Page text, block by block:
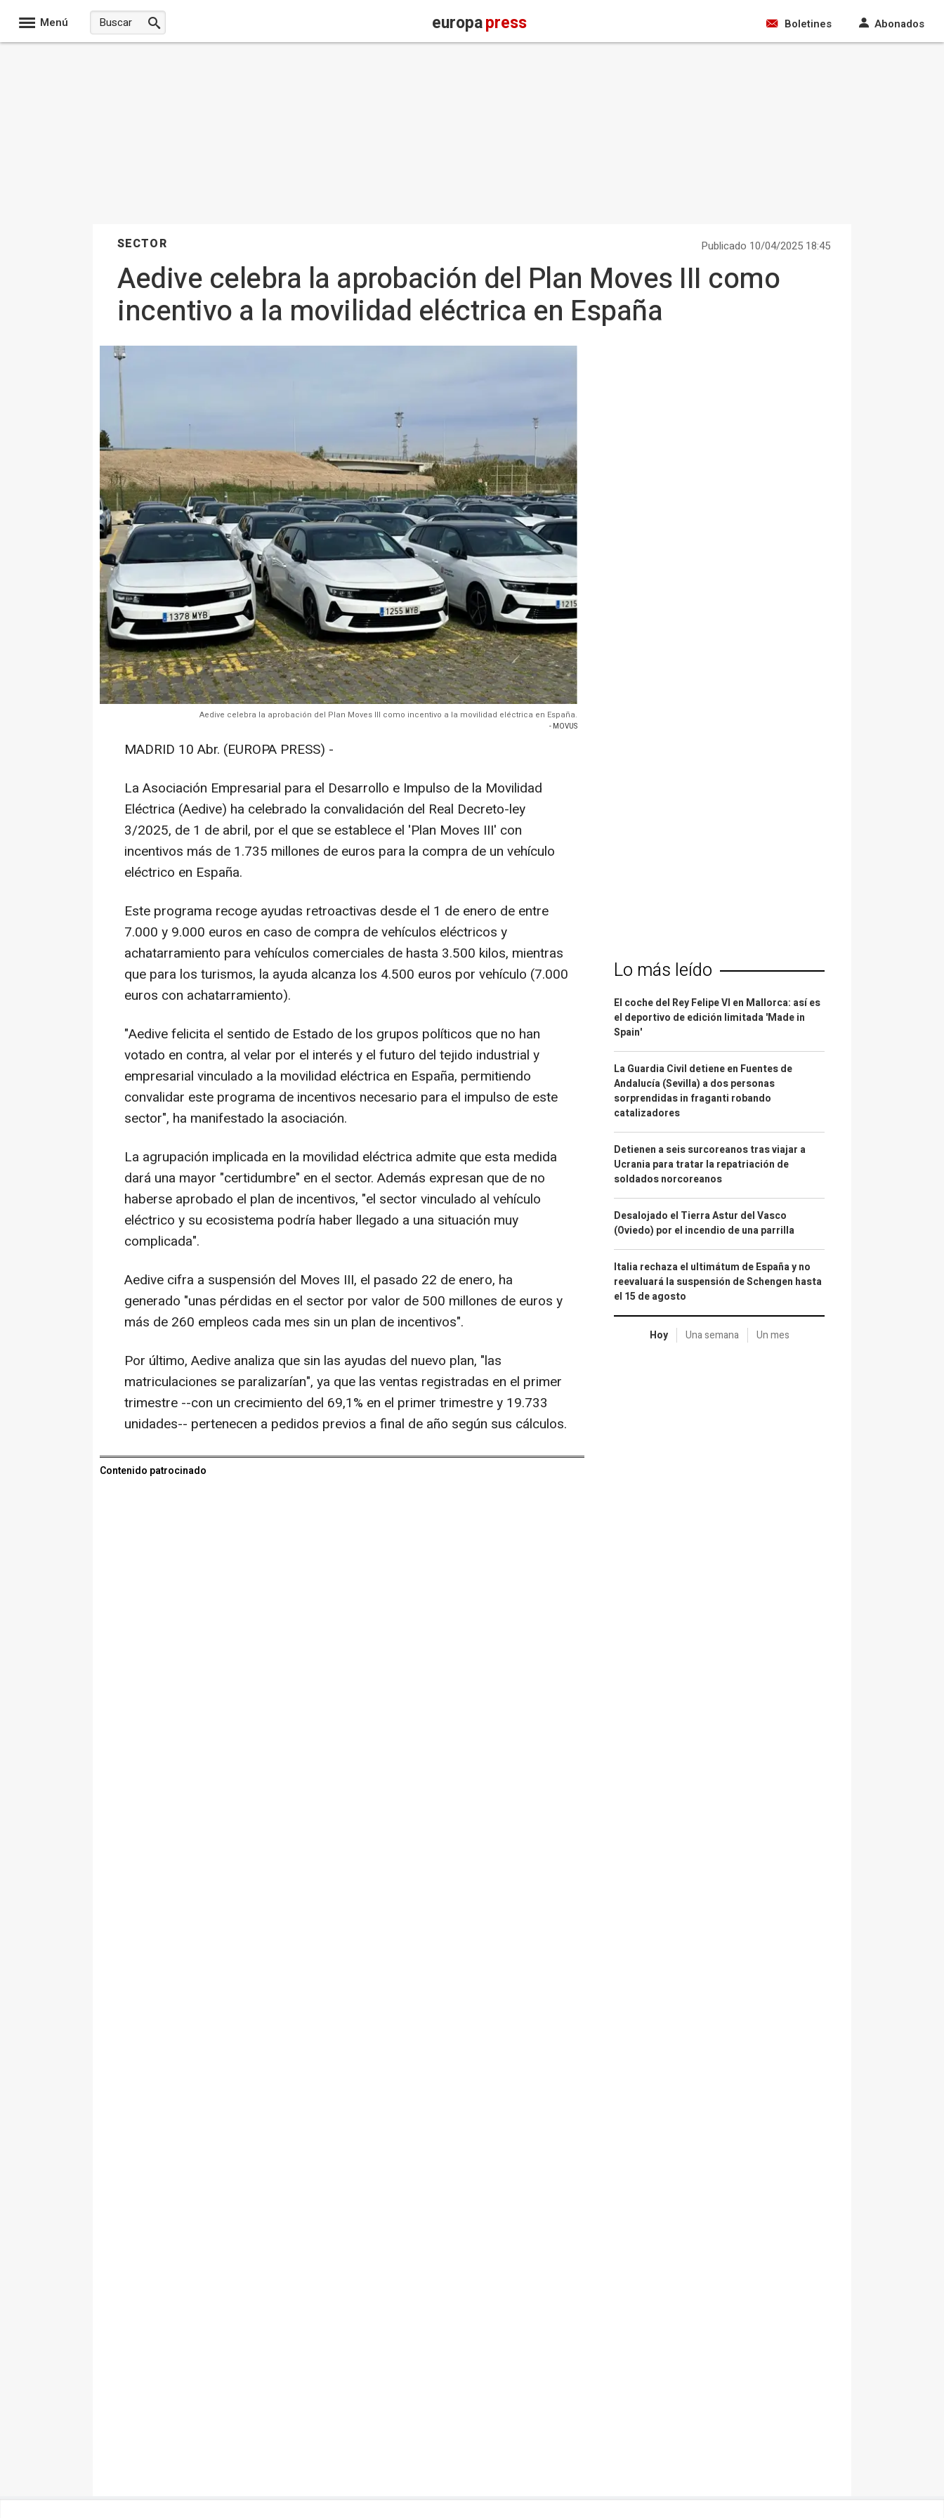
Menú europapress Boletines Abonados
SECTOR Publicado 10/04/2025 18:45
Aedive celebra la aprobación del Plan Moves III como
incentivo a la movilidad eléctrica en España
Aedive celebra la aprobación del Plan Moves III como incentivo a la movilidad eléctrica en España.
- MOVUS
MADRID 10 Abr. (EUROPA PRESS) -
La Asociación Empresarial para el Desarrollo e Impulso de la Movilidad
Eléctrica (Aedive) ha celebrado la convalidación del Real Decreto-ley
3/2025, de 1 de abril, por el que se establece el 'Plan Moves III' con
incentivos más de 1.735 millones de euros para la compra de un vehículo
eléctrico en España.
Este programa recoge ayudas retroactivas desde el 1 de enero de entre
7.000 y 9.000 euros en caso de compra de vehículos eléctricos y
achatarramiento para vehículos comerciales de hasta 3.500 kilos, mientras
que para los turismos, la ayuda alcanza los 4.500 euros por vehículo (7.000
euros con achatarramiento).
"Aedive felicita el sentido de Estado de los grupos políticos que no han
votado en contra, al velar por el interés y el futuro del tejido industrial y
empresarial vinculado a la movilidad eléctrica en España, permitiendo
convalidar este programa de incentivos necesario para el impulso de este
sector", ha manifestado la asociación.
La agrupación implicada en la movilidad eléctrica admite que esta medida
dará una mayor "certidumbre" en el sector. Además expresan que de no
haberse aprobado el plan de incentivos, "el sector vinculado al vehículo
eléctrico y su ecosistema podría haber llegado a una situación muy
complicada".
Aedive cifra a suspensión del Moves III, el pasado 22 de enero, ha
generado "unas pérdidas en el sector por valor de 500 millones de euros y
más de 260 empleos cada mes sin un plan de incentivos".
Por último, Aedive analiza que sin las ayudas del nuevo plan, "las
matriculaciones se paralizarían", ya que las ventas registradas en el primer
trimestre --con un crecimiento del 69,1% en el primer trimestre y 19.733
unidades-- pertenecen a pedidos previos a final de año según sus cálculos.
Contenido patrocinado
Lo más leído
El coche del Rey Felipe VI en Mallorca: así es
el deportivo de edición limitada 'Made in
Spain'
La Guardia Civil detiene en Fuentes de
Andalucía (Sevilla) a dos personas
sorprendidas in fraganti robando
catalizadores
Detienen a seis surcoreanos tras viajar a
Ucrania para tratar la repatriación de
soldados norcoreanos
Desalojado el Tierra Astur del Vasco
(Oviedo) por el incendio de una parrilla
Italia rechaza el ultimátum de España y no
reevaluará la suspensión de Schengen hasta
el 15 de agosto
Hoy Una semana Un mes